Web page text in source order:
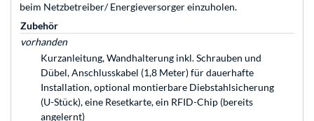
beim Netzbetreiber/ Energieversorger einzuholen.
Zubehör
vorhanden
Kurzanleitung, Wandhalterung inkl. Schrauben und
Dübel, Anschlusskabel (1,8 Meter) für dauerhafte
Installation, optional montierbare Diebstahlsicherung
(U-Stück), eine Resetkarte, ein RFID-Chip (bereits
angelernt)